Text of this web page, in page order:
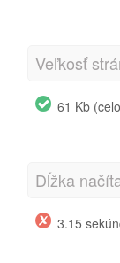
Veľkosť
61 Kb
Dĺžka
3.15